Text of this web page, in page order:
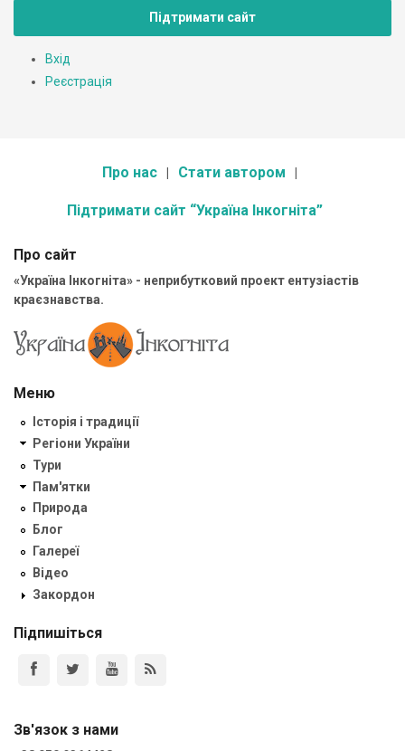
Підтримати сайт
Вхід
Реєстрація
Про нас Стати автором
Підтримати сайт “Україна Інкогніта”
Про сайт
«Україна Інкогніта» - неприбутковий проект ентузіастів
краєзнавства.
Меню
Історія і традиції
Регіони України
Тури
Пам'ятки
Природа
Блог
Галереї
Відео
Закордон
Підпишіться
Зв'язок з нами